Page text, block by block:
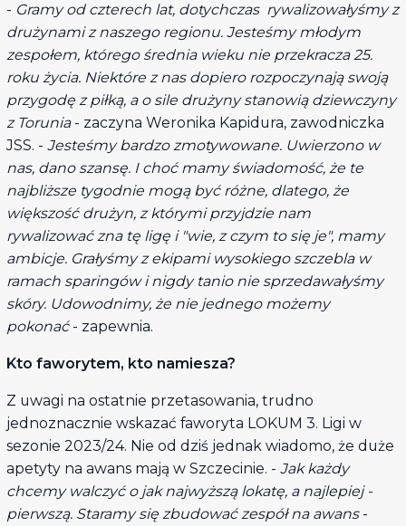
- Gramy od czterech lat, dotychczas rywalizowałyśmy z
drużynami z naszego regionu. Jesteśmy młodym
zespołem, którego średnia wieku nie przekracza 25.
roku życia. Niektóre z nas dopiero rozpoczynają swoją
przygodę z piłką, a o sile drużyny stanowią dziewczyny
z Torunia- zaczyna Weronika Kapidura, zawodniczka
JSS. - Jesteśmy bardzo zmotywowane. Uwierzono w
nas, dano szansę. I choć mamy świadomość, że te
najbliższe tygodnie mogą być różne, dlatego, że
większość drużyn, z którymi przyjdzie nam
rywalizować zna tę ligę i "wie, z czym to się je", mamy
ambicje. Grałyśmy z ekipami wysokiego szczebla w
ramach sparingów i nigdy tanio nie sprzedawałyśmy
skóry. Udowodnimy, że nie jednego możemy
pokonać- zapewnia.
Kto faworytem, kto namiesza?
Z uwagi na ostatnie przetasowania, trudno
jednoznacznie wskazać faworyta LOKUM 3. Ligi w
sezonie 2023/24. Nie od dziś jednak wiadomo, że duże
apetyty na awans mają w Szczecinie. - Jak każdy
chcemy walczyć o jak najwyższą lokatę, a najlepiej -
pierwszą. Staramy się zbudować zespół na awans-